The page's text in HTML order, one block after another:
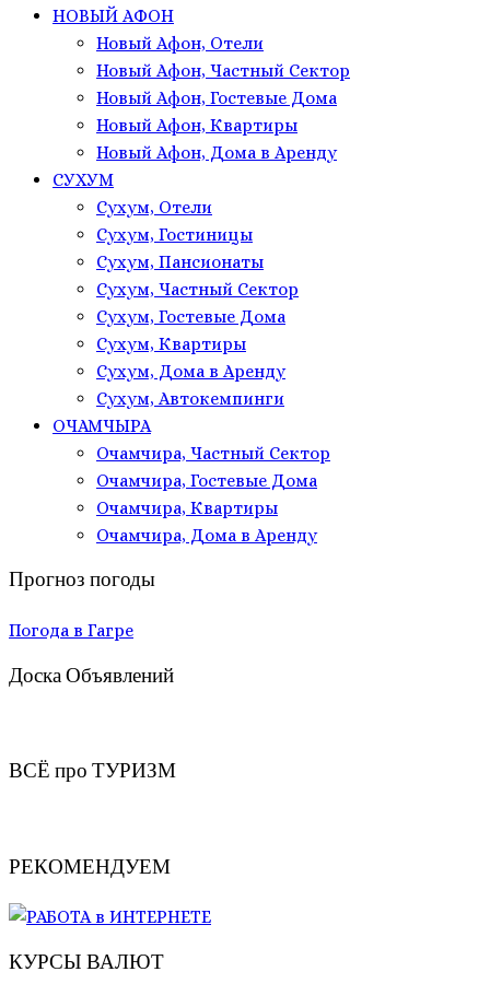
НОВЫЙ АФОН
Новый Афон, Отели
Новый Афон, Частный Сектор
Новый Афон, Гостевые Дома
Новый Афон, Квартиры
Новый Афон, Дома в Аренду
СУХУМ
Сухум, Отели
Сухум, Гостиницы
Сухум, Пансионаты
Сухум, Частный Сектор
Сухум, Гостевые Дома
Сухум, Квартиры
Сухум, Дома в Аренду
Сухум, Автокемпинги
ОЧАМЧЫРА
Очамчира, Частный Сектор
Очамчира, Гостевые Дома
Очамчира, Квартиры
Очамчира, Дома в Аренду
Прогноз погоды
Погода в Гагре
Доска Объявлений
ВСЁ про ТУРИЗМ
РЕКОМЕНДУЕМ
КУРСЫ ВАЛЮТ